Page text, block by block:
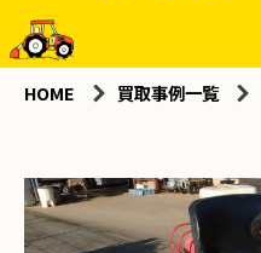
HOME 買取事例一覧